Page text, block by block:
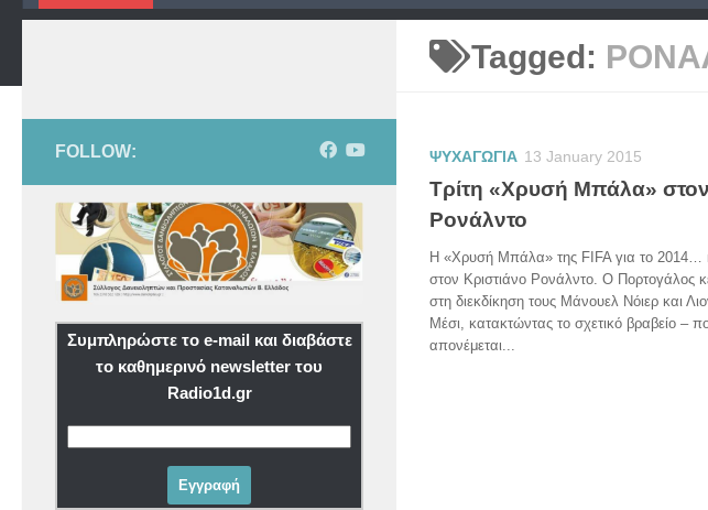
Tagged:
ΨΥΧΑΓΩΓΙΑ 13 January 2015
Τρίτη «Χρυσή Μπάλα» στον
Ρονάλντο
Η «Χρυσή Μπάλα» της FIFA για το 2014…
στον Κριστιάνο Ρονάλντο. Ο Πορτογάλος
στη διεκδίκηση τους Μάνουελ Νόιερ και
Μέσι, κατακτώντας το σχετικό βραβείο –
απονέμεται...
FOLLOW:
Συμπληρώστε το e-mail και διαβάστε
το καθημερινό newsletter του
Radio1d.gr